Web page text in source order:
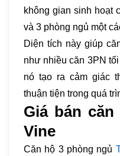
không gian sinh hoạt
và 3 phòng ngủ một
Diện tích này giúp
như nhiều căn 3PN
nó tạo ra cảm giác
thuận tiện trong quá
Giá bán căn
Vine
Căn hộ 3 phòng ngủ